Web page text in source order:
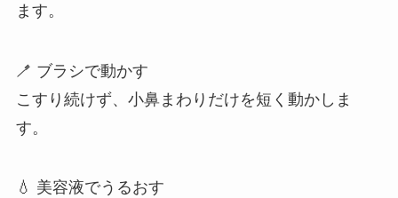
ます。
🪥 ブラシで動かす
こすり続けず、小鼻まわりだけを短く動かしま
す。
💧 美容液でうるおす